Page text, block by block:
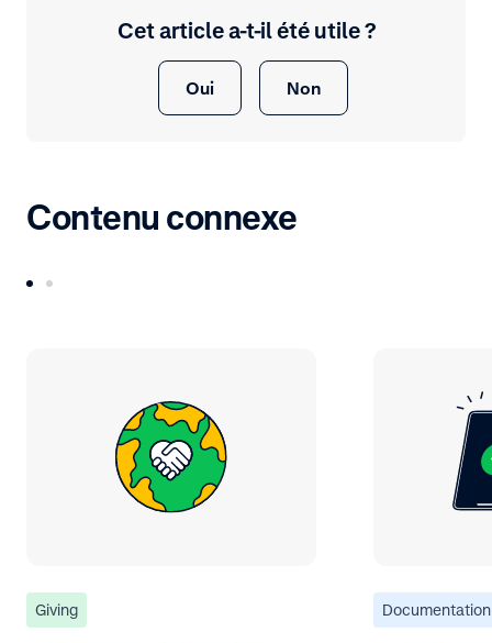
Cet article a-t-il été utile ?
Oui Non
Contenu connexe
Giving Documentation